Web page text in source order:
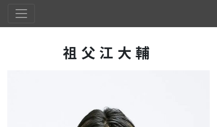
祖父江大輔